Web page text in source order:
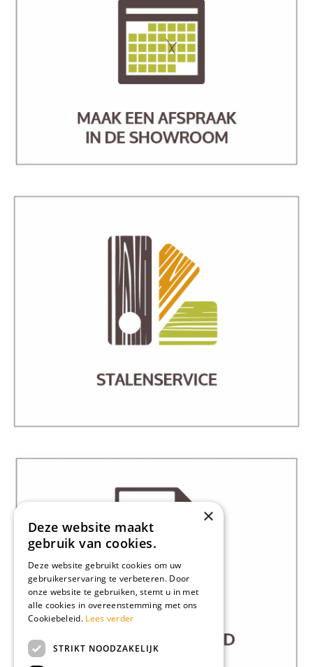
×
Deze website maakt
gebruik van cookies.
Deze website gebruikt cookies om uw
gebruikerservaring te verbeteren. Door
onze website te gebruiken, stemt u in met
alle cookies in overeenstemming met ons
Cookiebeleid. Lees verder
STRIKT NOODZAKELIJK